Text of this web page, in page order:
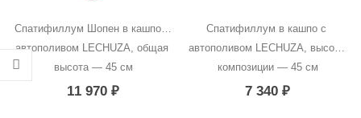
Спатифиллум Шопен в кашпо с
автополивом LECHUZA, общая
высота — 45 см
11 970₽
Спатифиллум в кашпо с
автополивом LECHUZA, высота
композиции — 45 см
7 340₽